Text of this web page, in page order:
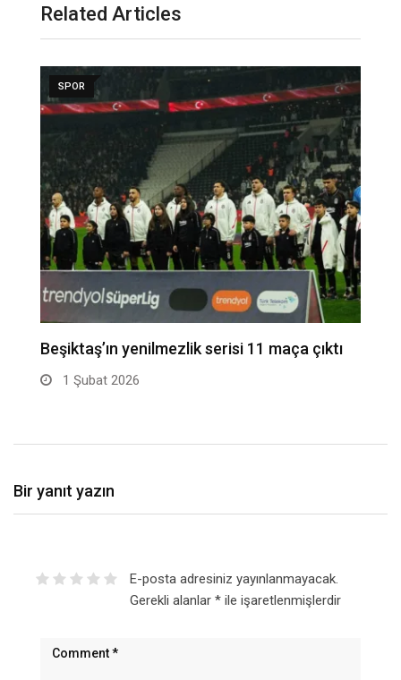
Related Articles
SPOR
Beşiktaş’ın yenilmezlik serisi 11 maça çıktı
1 Şubat 2026
Bir yanıt yazın
E-posta adresiniz yayınlanmayacak.
Gerekli alanlar *ile işaretlenmişlerdir